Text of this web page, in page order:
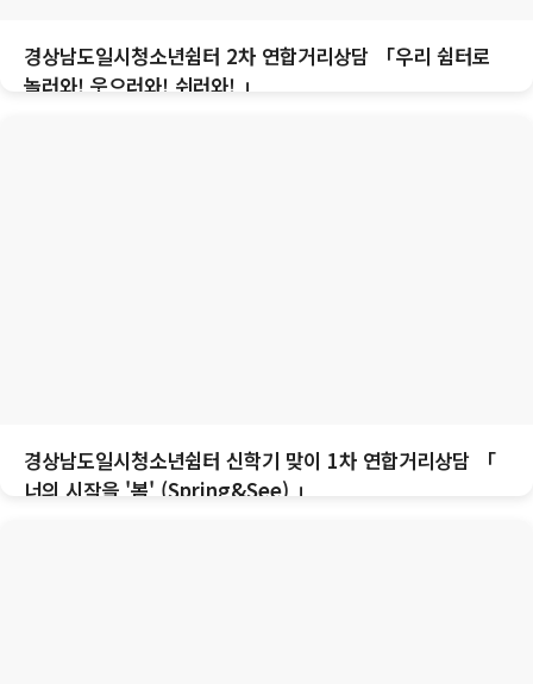
경상남도일시청소년쉼터 2차 연합거리상담 「우리 쉼터로
놀러와! 웃으러와! 쉬러와! 」
경상남도일시청소년쉼터 신학기 맞이 1차 연합거리상담 「
너의 시작을 '봄' (Spring&See) 」